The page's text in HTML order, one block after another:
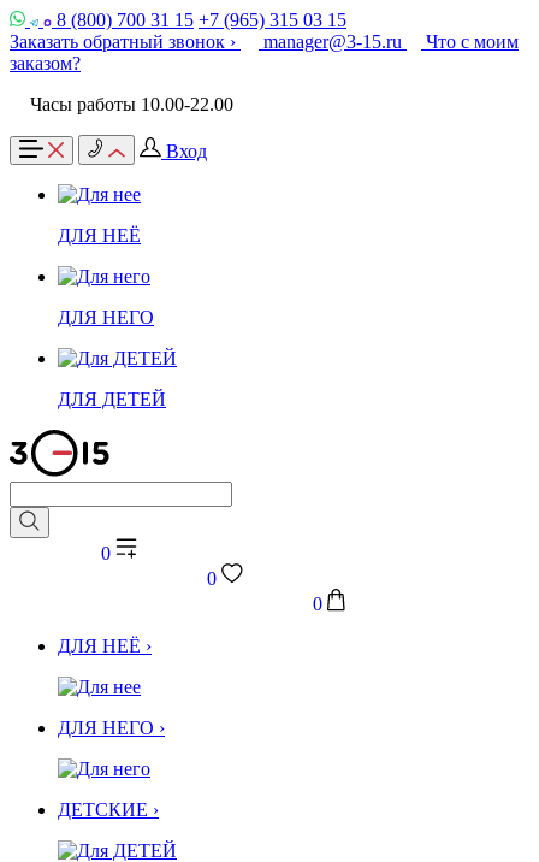
8 (800) 700 31 15 +7 (965) 315 03 15
Заказать обратный звонок ›
manager@3-15.ru
Что с моим
заказом?
Часы работы 10.00-22.00
Вход
ДЛЯ НЕЁ
ДЛЯ НЕГО
ДЛЯ ДЕТЕЙ
0
0
0
ДЛЯ НЕЁ ›
ДЛЯ НЕГО ›
ДЕТСКИЕ ›